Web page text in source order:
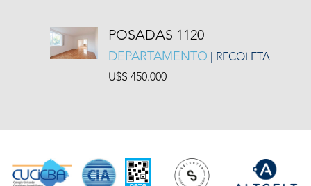
POSADAS 1120
DEPARTAMENTO | RECOLETA
U$S 450.000